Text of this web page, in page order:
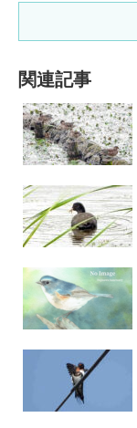
関連記事